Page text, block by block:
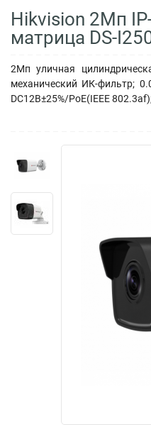
Hikvision 2Мп
матрица DS-
2Мп уличная
механический ИК-фильтр;
DC12В±25%/PoE(IEEE